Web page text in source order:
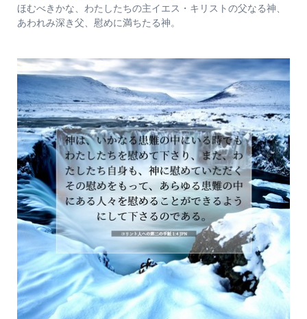
ほむべきかな、わたしたちの主イエス・キリストの父なる神、
あわれみ深き父、慰めに満ちたる神。